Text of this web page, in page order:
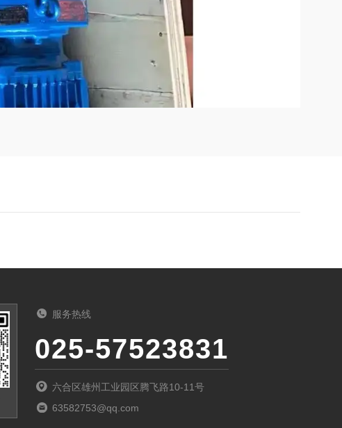
服务热线
025-57523831
六合区雄州工业园区腾飞路10-11号
63582753@qq.com